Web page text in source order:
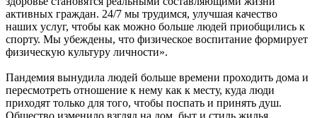
активных граждан. 24/7 мы трудимся, улучшая качество
наших услуг, чтобы как можно больше людей приобщились к
спорту. Мы убеждены, что физическое воспитание формирует
физическую культуру личности».
Пандемия вынудила людей больше времени проходить дома и
пересмотреть отношение к нему как к месту, куда люди
приходят только для того, чтобы поспать и принять душ.
Общество изменило взгляд на дом, быт и стиль жилья.